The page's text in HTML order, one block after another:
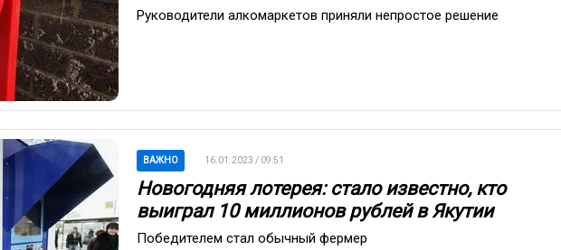
Руководители алкомаркетов приняли непростое решение
ВАЖНО 16.01.2023 / 09:51
Новогодняя лотерея: стало известно, кто
выиграл 10 миллионов рублей в Якутии
Победителем стал обычный фермер